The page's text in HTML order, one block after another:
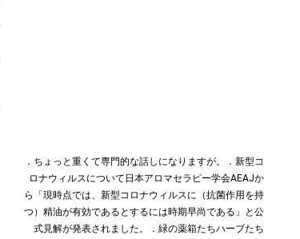
．ちょっと重くて専門的な話しになりますが。．新型コ
ロナウィルスについて日本アロマセラピー学会AEAJか
ら「現時点では、新型コロナウィルスに（抗菌作用を持
つ）精油が有効であるとするには時期早尚である」と公
式見解が発表されました。．緑の薬箱たちハーブたち